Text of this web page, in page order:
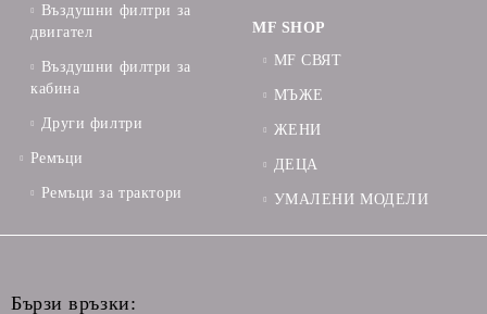
Въздушни филтри за
двигател
Въздушни филтри за
кабина
Други филтри
Ремъци
Ремъци за трактори
MF SHOP
MF СВЯТ
МЪЖЕ
ЖЕНИ
ДЕЦА
УМАЛЕНИ МОДЕЛИ
Бързи връзки: